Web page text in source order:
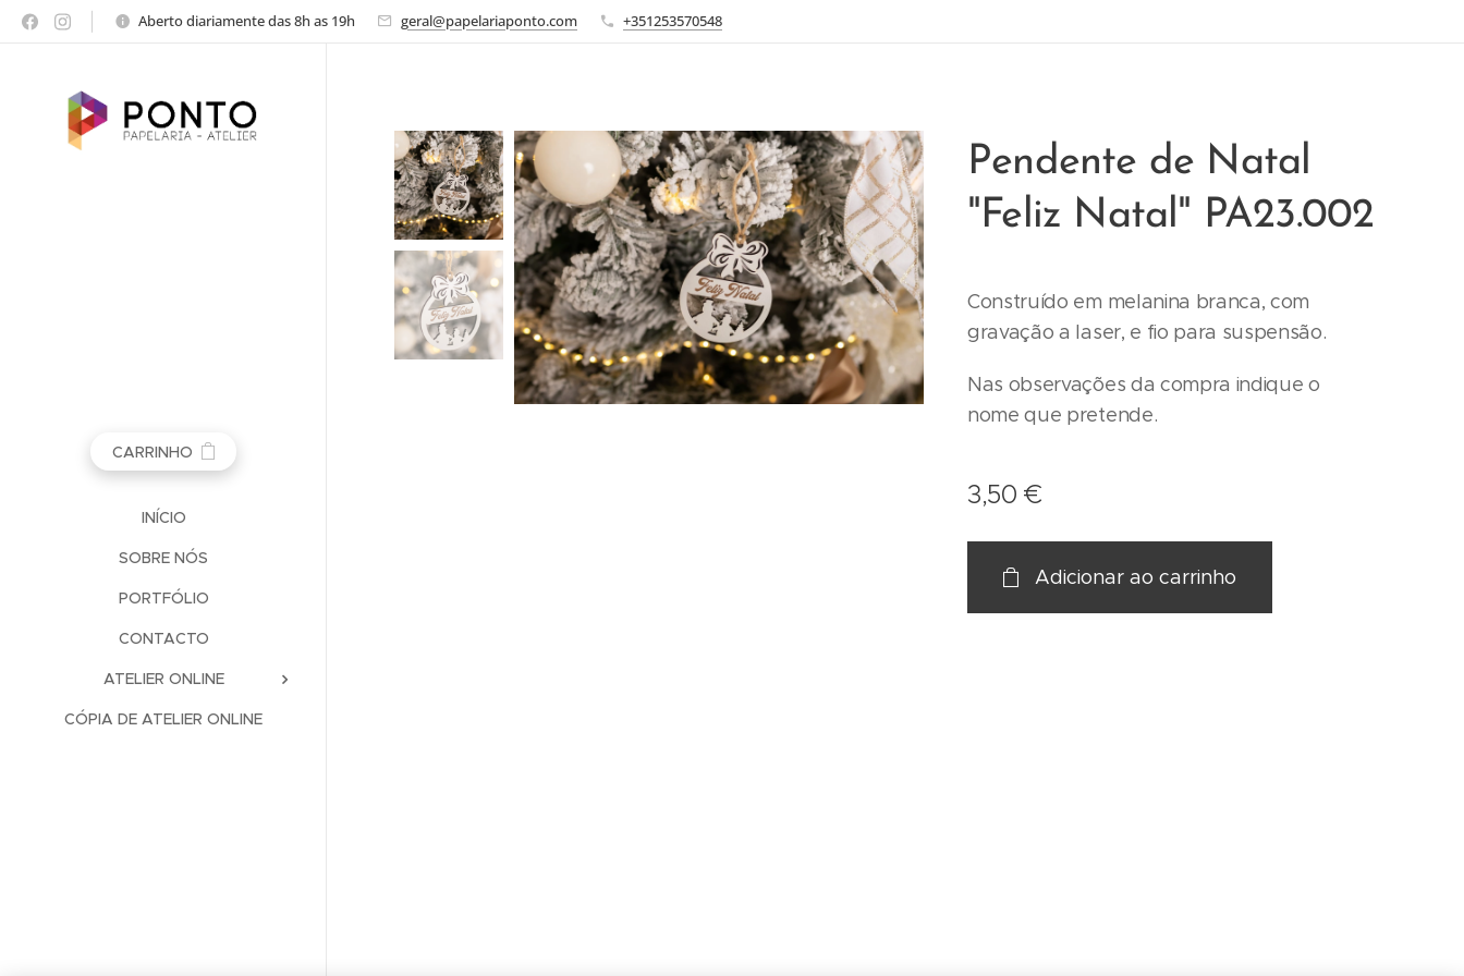
Aberto diariamente das 8h as 19h geral@papelariaponto.com +351253570548
CARRINHO
INÍCIO
SOBRE NÓS
PORTFÓLIO
CONTACTO
ATELIER ONLINE
CÓPIA DE ATELIER ONLINE
Pendente de Natal
"Feliz Natal" PA23.002
Construído em melanina branca, com
gravação a laser, e fio para suspensão.
Nas observações da compra indique o
nome que pretende.
3,50 €
Adicionar ao carrinho